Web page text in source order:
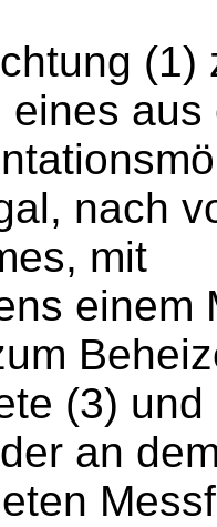
(1)
eines aus
nach
mit
einem
(3) und
an